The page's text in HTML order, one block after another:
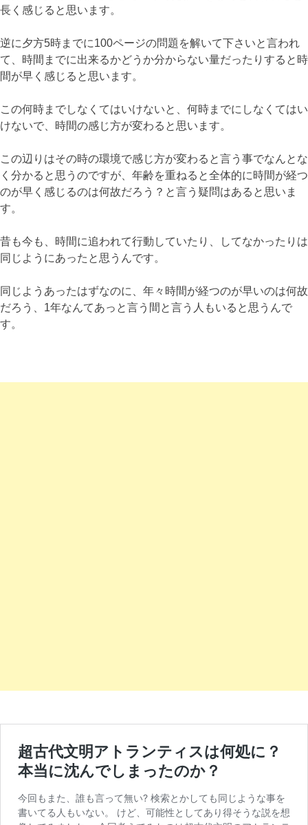
長く感じると思います。
逆に夕方5時までに100ページの問題を解いて下さいと言われ
て、時間までに出来るかどうか分からない量だったりすると時
間が早く感じると思います。
この何時までしなくてはいけないと、何時までにしなくてはい
けないで、時間の感じ方が変わると思います。
この辺りはその時の環境で感じ方が変わると言う事でなんとな
く分かると思うのですが、年齢を重ねると全体的に時間が経つ
のが早く感じるのは何故だろう？と言う疑問はあると思いま
す。
昔も今も、時間に追われて行動していたり、してなかったりは
同じようにあったと思うんです。
同じようあったはずなのに、年々時間が経つのが早いのは何故
だろう、1年なんてあっと言う間と言う人もいると思うんで
す。